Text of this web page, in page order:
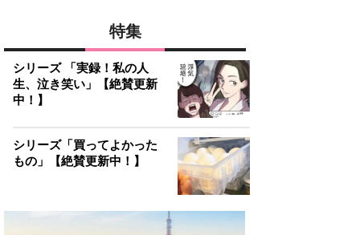
特集
シリーズ 「実録！私の人
生、泣き笑い」【絶賛更新
中！】
シリーズ「買ってよかった
もの」【絶賛更新中！】